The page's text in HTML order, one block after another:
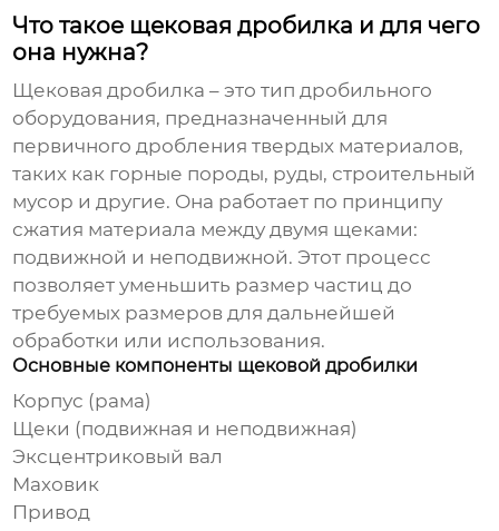
Что такое щековая дробилка и для чего
она нужна?
Щековая дробилка – это тип дробильного
оборудования, предназначенный для
первичного дробления твердых материалов,
таких как горные породы, руды, строительный
мусор и другие. Она работает по принципу
сжатия материала между двумя щеками:
подвижной и неподвижной. Этот процесс
позволяет уменьшить размер частиц до
требуемых размеров для дальнейшей
обработки или использования.
Основные компоненты щековой дробилки
Корпус (рама)
Щеки (подвижная и неподвижная)
Эксцентриковый вал
Маховик
Привод